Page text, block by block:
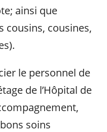
ainsi que
cousins, cousines,
le personnel de
de l’Hôpital de
soins